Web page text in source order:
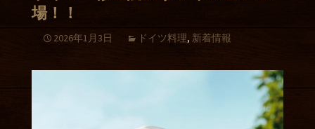
場！！
2026年1月3日 ドイツ料理, 新着情報